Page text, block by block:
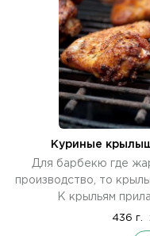
Куриные
Для барбекю где
производство, то
К крыльям
436 г.